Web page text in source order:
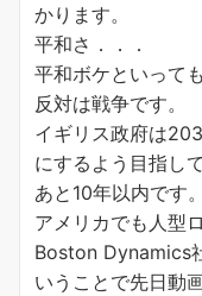
かります。
平和さ．．．
平和ボケといって
反対は戦争です。
イギリス政府は
にするよう目指し
あと10年以内です。
アメリカでも人型
Boston Dynamics
いうことで先日動